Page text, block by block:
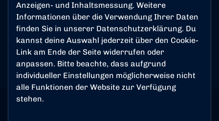
Anzeigen- und Inhaltsmessung. Weitere
Informationen über die Verwendung Ihrer Daten
finden Sie in unserer Datenschutzerklärung. Du
kannst deine Auswahl jederzeit über den Cookie-
Link am Ende der Seite widerrufen oder
anpassen. Bitte beachte, dass aufgrund
individueller Einstellungen möglicherweise nicht
alle Funktionen der Website zur Verfügung
stehen.